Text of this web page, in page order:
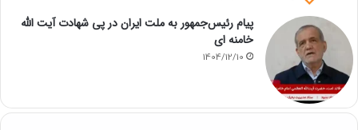
پیام رئیس‌جمهور به ملت ایران در پی شهادت آیت الله
خامنه ای
1404/12/10